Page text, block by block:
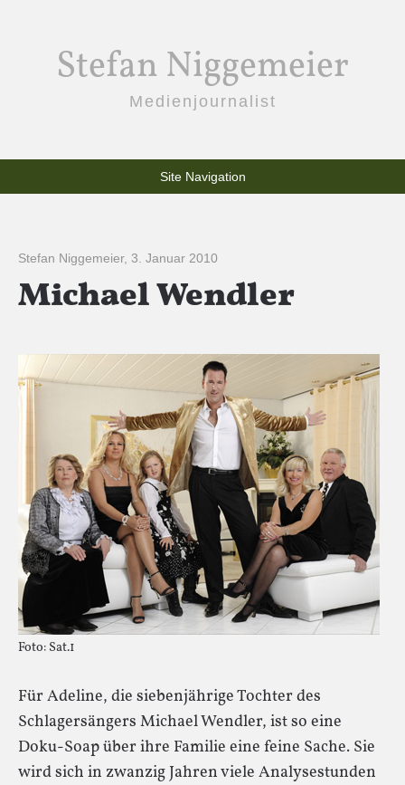
Stefan Niggemeier
Medienjournalist
Site Navigation
Stefan Niggemeier, 3. Januar 2010
Michael Wendler
Foto: Sat.1
Für Adeline, die siebenjährige Tochter des
Schlagersängers Michael Wendler, ist so eine
Doku-Soap über ihre Familie eine feine Sache. Sie
wird sich in zwanzig Jahren viele Analysestunden